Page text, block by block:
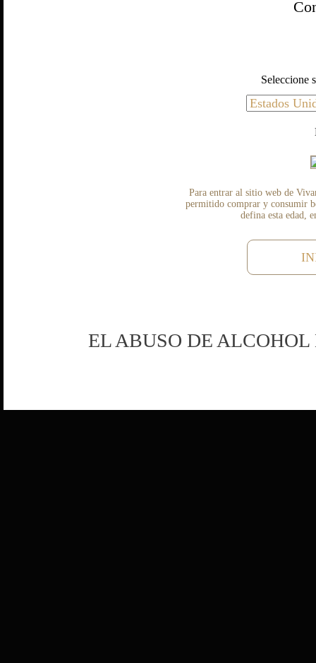
Seleccione
Para entrar al sitio web de
permitido comprar y consumir
defina esta edad,
EL ABUSO DE